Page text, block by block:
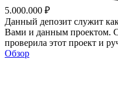
5.000.000 ₽
Данный депозит служит
Вами и данным проектом.
проверила этот проект и
Обзор